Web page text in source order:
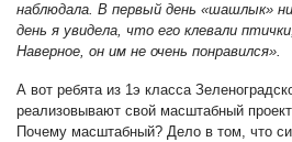
наблюдала. В первый день «шашлык»
день я увидела, что его клевали
Наверное, он им не очень понравился».
А вот ребята из 1э класса
реализовывают свой масштабный
Почему масштабный? Дело в том, что